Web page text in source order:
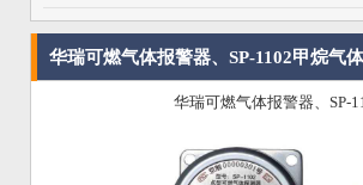
华瑞可燃气体报警器、SP-1102甲烷气
华瑞可燃气体报警器、SP-